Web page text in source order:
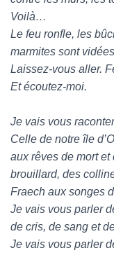
Voilà…
Le feu ronfle, les
marmites sont
Laissez-vous aller.
Et écoutez-moi.
Je vais vous
Celle de notre île
aux rêves de mort
brouillard, des
Fraech aux songes
Je vais vous parler
de cris, de sang et
Je vais vous parler